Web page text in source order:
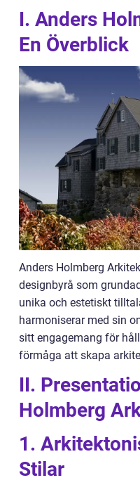
I. Anders
En Överblick
Anders Holmberg
designbyrå som
unika och estetiskt
harmoniserar med sin
sitt engagemang för
förmåga att skapa
II.
Holmberg
1.
Stilar